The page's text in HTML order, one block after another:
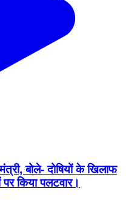
बोले- दोषियों के खिलाफ
पर किया पलटवार।